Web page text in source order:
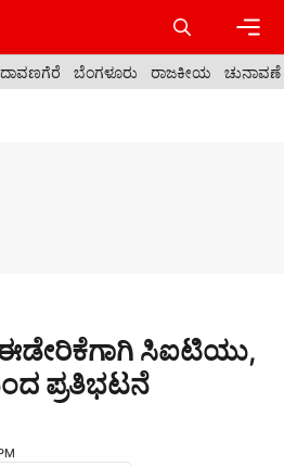
ದಾವಣಗೆರೆ ಬೆಂಗಳೂರು ರಾಜಕೀಯ ಚುನಾವಣೆ
ಸಿಐಟಿಯು,
ಪ್ರತಿಭಟನೆ